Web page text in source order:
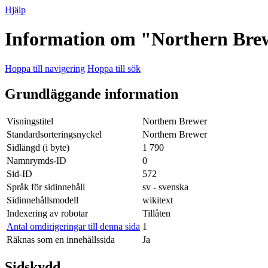
Hjälp
Information om "Northern
Hoppa till navigering Hoppa till sök
Grundläggande information
Visningstitel
Northern Brewer
Standardsorteringsnyckel
Northern Brewer
Sidlängd (i byte)
1 790
Namnrymds-ID
0
Sid-ID
572
Språk för sidinnehåll
sv - svenska
Sidinnehållsmodell
wikitext
Indexering av robotar
Tillåten
Antal omdirigeringar till denna sida 1
Räknas som en innehållssida
Ja